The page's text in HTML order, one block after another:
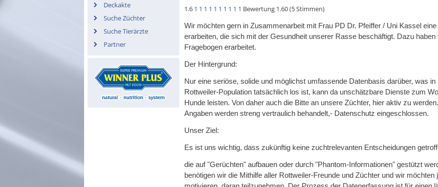
Deckakte
Suche Züchter
Suche Tierärzte
Partner
1.6 1 1 1 1 1 1 1 1 1 1 Bewertung 1.60 (5 Stimmen)
Wir möchten gern in Zusammenarbeit mit Frau PD Dr. Pfeiffer / Uni Kassel eine
erarbeiten, die sich mit der Gesundheit unserer Rasse beschäftigt. Dazu haben
Fragebogen erarbeitet.
Der Hintergrund:
Nur eine seriöse, solide und möglichst umfassende Datenbasis darüber, was in
Rottweiler-Population tatsächlich los ist, kann da unschätzbare Dienste zum
Hunde leisten. Von daher auch die Bitte an unsere Züchter, hier aktiv zu
Angaben werden streng vertraulich behandelt,- Datenschutz eingeschlossen.
Unser Ziel:
Es ist uns wichtig, dass zukünftig keine zuchtrelevanten Entscheidungen
die auf "Gerüchten" aufbauen oder durch "Phantom-Informationen" gestützt
benötigen wir die Mithilfe aller Rottweiler-Freunde und Züchter und wir möchten